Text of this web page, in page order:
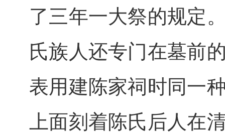
了三年一大祭的规定
氏族人还专门在墓前
表用建陈家祠时同一
上面刻着陈氏后人在